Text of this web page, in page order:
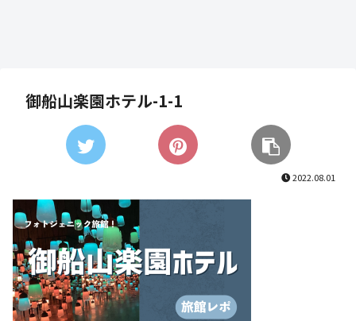
御船山楽園ホテル-1-1
2022.08.01